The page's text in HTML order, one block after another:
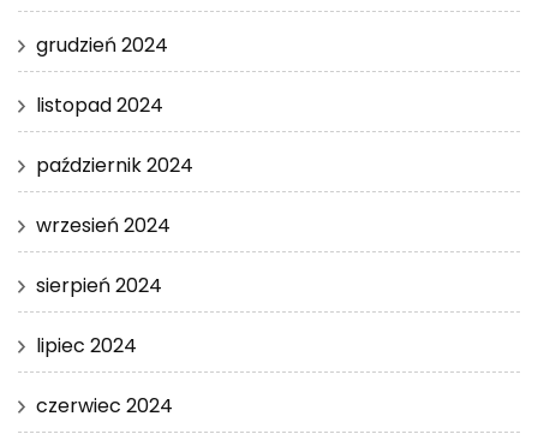
grudzień 2024
listopad 2024
październik 2024
wrzesień 2024
sierpień 2024
lipiec 2024
czerwiec 2024